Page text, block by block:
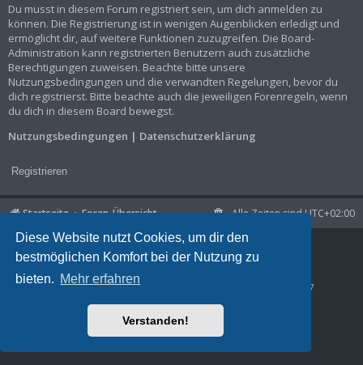
Diese Website nutzt Cookies, um dir den
bestmöglichen Komfort bei der Nutzung zu
bieten. Mehr erfahren
Verstanden!
Du musst in diesem Forum registriert sein, um dich anmelden zu
können. Die Registrierung ist in wenigen Augenblicken erledigt und
ermöglicht dir, auf weitere Funktionen zuzugreifen. Die Board-
Administration kann registrierten Benutzern auch zusätzliche
Berechtigungen zuweisen. Beachte bitte unsere
Nutzungsbedingungen und die verwandten Regelungen, bevor du
dich registrierst. Bitte beachte auch die jeweiligen Forenregeln, wenn
du dich in diesem Board bewegst.
Nutzungsbedingungen | Datenschutzerklärung
Registrieren
Startseite Foren-Übersicht Alle Zeiten sindUTC+02:00
Powered byphpBB® Forum Software © phpBB Limited
Deutsche Übersetzung durchphpBB.de
Datenschutz
Time: 0.475s| Peak Memory Usage: 1.03 MiB | GZIP: Off | Queries: 7